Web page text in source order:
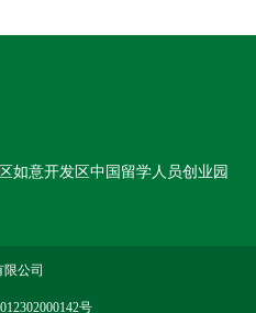
如意开发区中国留学人员创业园
公司
号